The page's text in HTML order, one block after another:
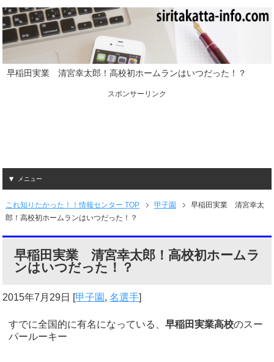
早稲田実業 清宮幸太郎！高校初ホームランはいつだった！？
スポンサーリンク
メニュー
これ知りたかった！！情報センター TOP 甲子園
早稲田実業 清宮幸太
郎！高校初ホームランはいつだった！？
早稲田実業 清宮幸太郎！高校初ホームラ
ンはいつだった！？
2015年7月29日 [甲子園 ,名選手]
すでに全国的に有名になっている、早稲田実業高校のスー
パールーキー